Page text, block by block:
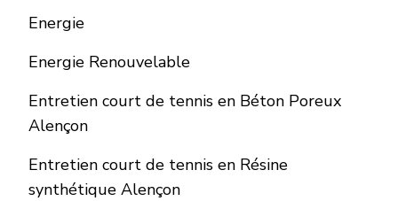
Energie
Energie Renouvelable
Entretien court de tennis en Béton Poreux
Alençon
Entretien court de tennis en Résine
synthétique Alençon